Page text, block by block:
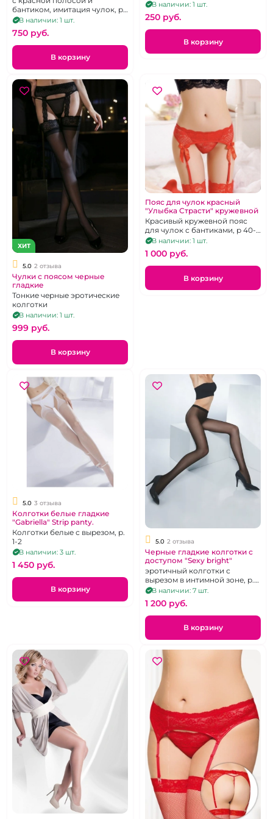
бантиком, имитация чулок, р.
48 – 50
В наличии: 1 шт.
750 pуб.
В корзину
В наличии: 1 шт.
250 pуб.
В корзину
ХИТ
5.0 2 отзыва
Чулки с поясом черные
гладкие
Тонкие черные эротические
колготки
В наличии: 1 шт.
999 pуб.
В корзину
Пояс для чулок красный
"Улыбка Страсти" кружевной
Красивый кружевной пояс
для чулок с бантиками, р 40-
42В наличии: 1 шт.
1 000 pуб.
В корзину
5.0 3 отзыва
Колготки белые гладкие
"Gabriella" Strip panty.
Колготки белые с вырезом, р.
1-2
В наличии: 3 шт.
1 450 pуб.
В корзину
5.0 2 отзыва
Черные гладкие колготки с
доступом "Sexy bright"
эротичный колготки с
вырезом в интимной зоне, р.
1/2В наличии: 7 шт.
1 200 pуб.
В корзину